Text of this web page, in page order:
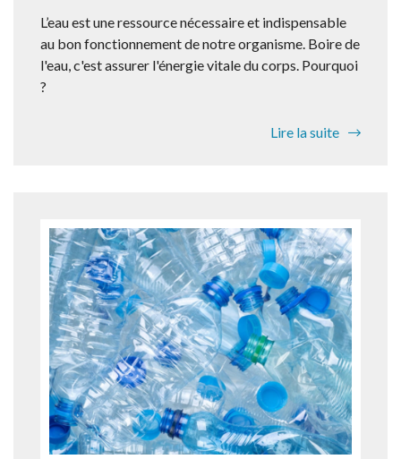
L’eau est une ressource nécessaire et indispensable
au bon fonctionnement de notre organisme. Boire de
l'eau, c'est assurer l'énergie vitale du corps. Pourquoi
?
Lire la suite